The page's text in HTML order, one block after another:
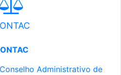
Administrativo de